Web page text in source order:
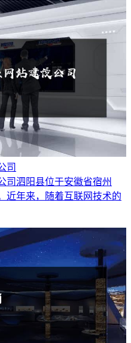
司
司泗阳县位于安徽省宿州
近年来，随着互联网技术的